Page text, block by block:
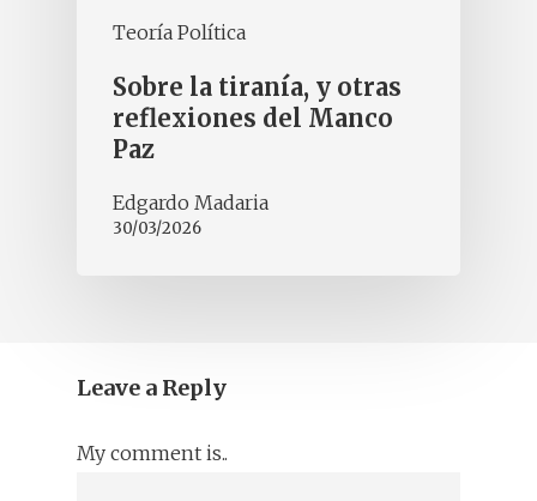
Teoría Política
Sobre la tiranía, y otras
reflexiones del Manco
Paz
Edgardo Madaria
30/03/2026
Leave a Reply
My comment is..